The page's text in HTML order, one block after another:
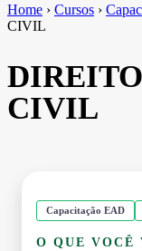
Home › Cursos ›
CIVIL
CIVIL
Capacitação EAD
O QUE VOCÊ